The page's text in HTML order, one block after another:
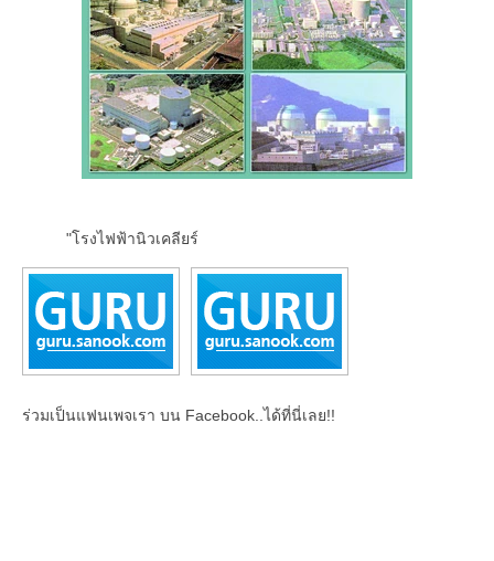
"โรงไฟฟ้านิวเคลียร์
ร่วมเป็นแฟนเพจเรา บน Facebook..ได้ที่นี่เลย!!